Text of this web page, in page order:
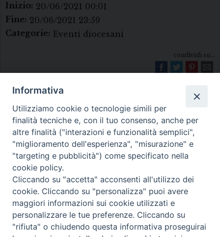
Inizio: 20/06/2021 00:01
Fine: 20/06/2021 23:59
Categorie: Eventi diocesani
condividi su...
Diocesi di Melfi Rapolla Venosa
• Largo Duomo, 12 - 85025 MELFI (PZ) •
Tel. 0972238604
PEC ufficiale della Diocesi:
diocesi.melfi_rapolla_venosa@legalmail.it
Informativa
Utilizziamo cookie o tecnologie simili per
finalità tecniche e, con il tuo consenso, anche per
altre finalità ("interazioni e funzionalità semplici",
"miglioramento dell'esperienza", "misurazione" e
"targeting e pubblicità") come specificato nella
cookie policy.
Cliccando su "accetta" acconsenti all'utilizzo dei
cookie. Cliccando su "personalizza" puoi avere
maggiori informazioni sui cookie utilizzati e
personalizzare le tue preferenze. Cliccando su
"rifiuta" o chiudendo questa informativa proseguirai